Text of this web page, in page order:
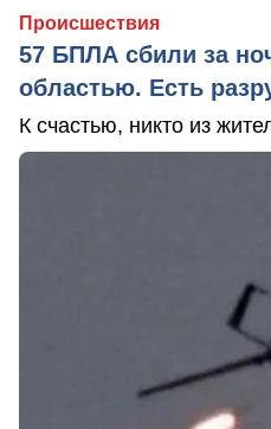
Происшествия
57 БПЛА сбили за
областью. Есть
К счастью, никто из